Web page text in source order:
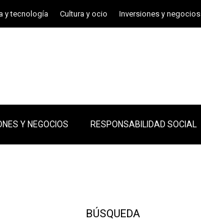
y tecnología Cultura y ocio Inversiones y negocios
Y NEGOCIOS RESPONSABILIDAD SOCIAL
BÚSQUEDA